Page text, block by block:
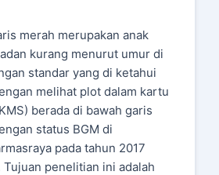
merah merupakan anak
kurang menurut umur di
standar yang di ketahui
melihat plot dalam kartu
berada di bawah garis
status BGM di
pada tahun 2017
Tujuan penelitian ini adalah